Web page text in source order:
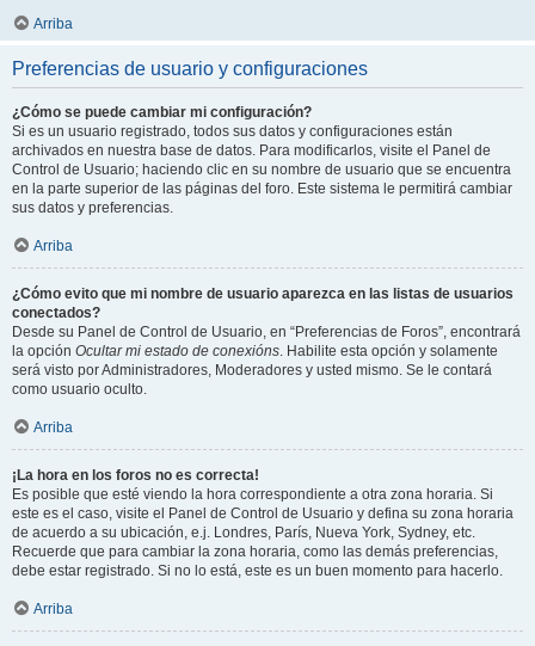
Arriba
Preferencias de usuario y configuraciones
¿Cómo se puede cambiar mi configuración?
Si es un usuario registrado, todos sus datos y configuraciones están
archivados en nuestra base de datos. Para modificarlos, visite el Panel de
Control de Usuario; haciendo clic en su nombre de usuario que se encuentra
en la parte superior de las páginas del foro. Este sistema le permitirá cambiar
sus datos y preferencias.
Arriba
¿Cómo evito que mi nombre de usuario aparezca en las listas de usuarios
conectados?
Desde su Panel de Control de Usuario, en “Preferencias de Foros”, encontrará
la opción Ocultar mi estado de conexións. Habilite esta opción y solamente
será visto por Administradores, Moderadores y usted mismo. Se le contará
como usuario oculto.
Arriba
¡La hora en los foros no es correcta!
Es posible que esté viendo la hora correspondiente a otra zona horaria. Si
este es el caso, visite el Panel de Control de Usuario y defina su zona horaria
de acuerdo a su ubicación, e.j. Londres, París, Nueva York, Sydney, etc.
Recuerde que para cambiar la zona horaria, como las demás preferencias,
debe estar registrado. Si no lo está, este es un buen momento para hacerlo.
Arriba